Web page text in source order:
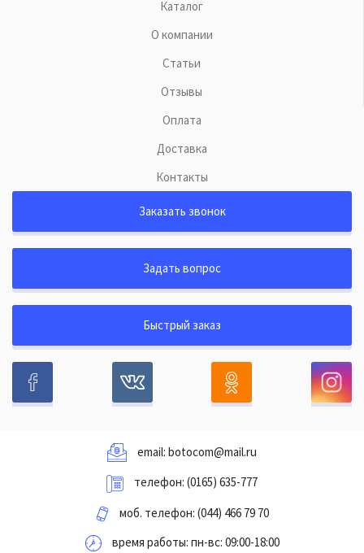
Каталог
О компании
Статьи
Отзывы
Оплата
Доставка
Контакты
Заказать звонок
Задать вопрос
Быстрый заказ
email: botocom@mail.ru
телефон: (0165) 635-777
моб. телефон: (044) 466 79 70
время работы: пн-вс: 09:00-18:00